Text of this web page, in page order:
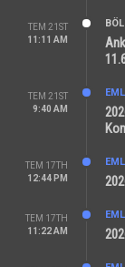
TEM 21ST
11:11 AM
TEM 21ST
9:40 AM
TEM 17TH
12:44 PM
TEM 17TH
11:22 AM